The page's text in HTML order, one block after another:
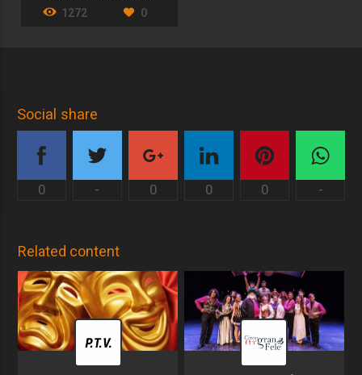
1272 0
Social share
0 - 0 0 0 -
Related content